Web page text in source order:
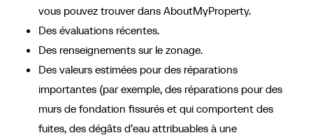
vous pouvez trouver dans AboutMyProperty.
Des évaluations récentes.
Des renseignements sur le zonage.
Des valeurs estimées pour des réparations
importantes (par exemple, des réparations pour des
murs de fondation fissurés et qui comportent des
fuites, des dégâts d’eau attribuables à une